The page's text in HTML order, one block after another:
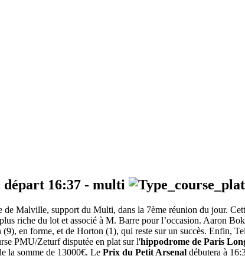
départ 16:37 - multi
Malville, support du Multi, dans la 7ème réunion du jour.
riche du lot et associé à M. Barre pour l’occasion. Aaron
en forme, et de Horton (1), qui reste sur un succès. Enfin,
PMU/Zeturf disputée en plat sur l'hippodrome de Paris
la somme de 13000€. Le Prix du Petit Arsenal débutera à